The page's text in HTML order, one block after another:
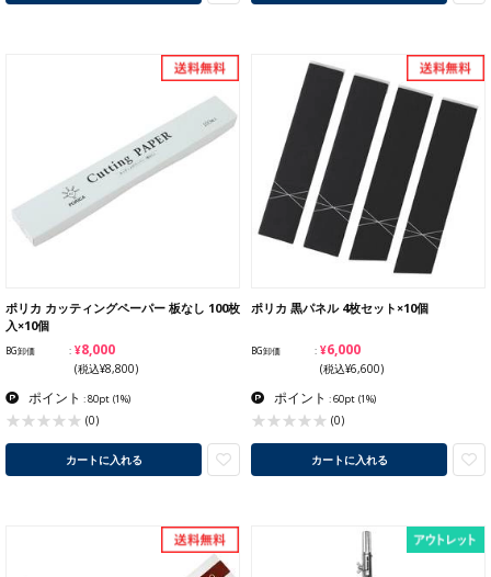
ポリカ カッティングペーパー 板なし 100枚
入×10個
BG卸価 ¥8,000
(税込¥8,800)
ポイント : 80pt (1%)
(0)
カートに入れる
ポリカ 黒パネル 4枚セット×10個
BG卸価 ¥6,000
(税込¥6,600)
ポイント : 60pt (1%)
(0)
カートに入れる